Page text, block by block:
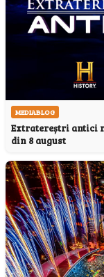
MEDIABLOG
Extratereștri antici
din 8 august